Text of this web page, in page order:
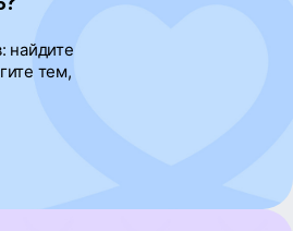
найдите
тем,